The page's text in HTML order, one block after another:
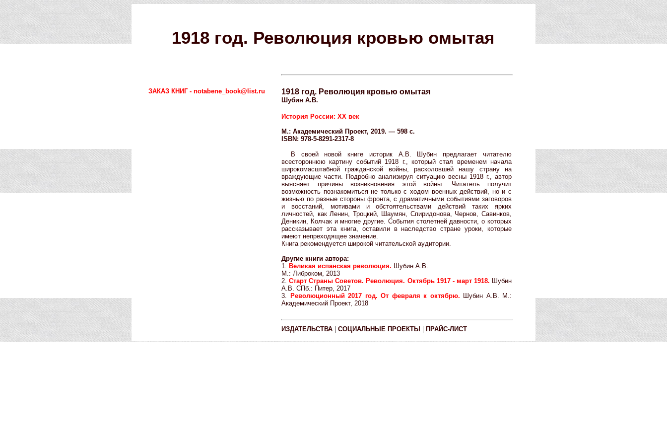
1918 год. Революция кровью омытая
ЗАКАЗ КНИГ - notabene_book@list.ru 1918 год. Революция кровью омытая
Шубин А.В.
История России: XX век
М.: Академический Проект, 2019. — 598 с.
ISBN: 978-5-8291-2317-8
В своей новой книге историк А.В. Шубин предлагает читателю
всестороннюю картину событий 1918 г., который стал временем начала
широкомасштабной гражданской войны, расколовшей нашу страну на
враждующие части. Подробно анализируя ситуацию весны 1918 г., автор
выясняет причины возникновения этой войны. Читатель получит
возможность познакомиться не только с ходом военных действий, но и с
жизнью по разные стороны фронта, с драматичными событиями заговоров
и восстаний, мотивами и обстоятельствами действий таких ярких
личностей, как Ленин, Троцкий, Шаумян, Спиридонова, Чернов, Савинков,
Деникин, Колчак и многие другие. События столетней давности, о которых
рассказывает эта книга, оставили в наследство стране уроки, которые
имеют непреходящее значение.
Книга рекомендуется широкой читательской аудитории.
Другие книги автора:
1. Великая испанская революция. Шубин А.В.
М.: Либроком, 2013
2.Старт Страны Советов. Революция. Октябрь 1917 - март 1918. Шубин
А.В. СПб.: Питер, 2017
3.
Революционный 2017 год. От февраля к октябрю. Шубин А.В. М.:
Академический Проект, 2018
ИЗДАТЕЛЬСТВА | СОЦИАЛЬНЫЕ ПРОЕКТЫ | ПРАЙС-ЛИСТ